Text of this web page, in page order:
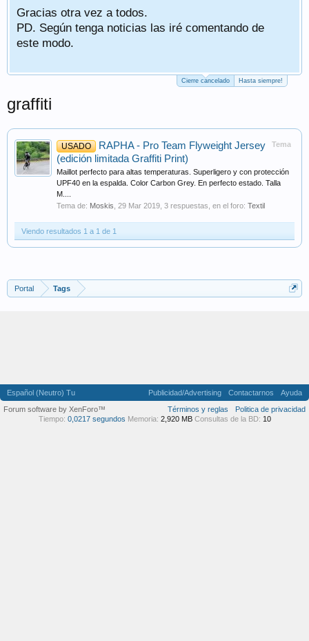
Gracias otra vez a todos.
PD. Según tenga noticias las iré comentando de
este modo.
Cierre cancelado Hasta siempre!
graffiti
Tema
USADO
RAPHA - Pro Team Flyweight Jersey
(edición limitada Graffiti Print)
Maillot perfecto para altas temperaturas. Superligero y con protección
UPF40 en la espalda. Color Carbon Grey. En perfecto estado. Talla
M....
Tema de: Moskis 29 Mar 2019 , 3 respuestas, en el foro: Textil
Viendo resultados 1 a 1 de 1
Portal Tags
Español (Neutro) Tu Publicidad/Advertising Contactarnos
Ayuda
Términos y reglas
Politica de privacidad
Forum software by XenForo™
Tiempo: 0,0217 segundos Memoria: 2,920 MB Consultas de la BD: 10